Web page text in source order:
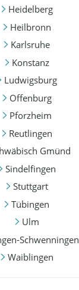
Heidelberg
Heilbronn
Karlsruhe
Konstanz
Ludwigsburg
Offenburg
Pforzheim
Reutlingen
Gmünd
Sindelfingen
Stuttgart
Tübingen
Ulm
Schwenningen
Waiblingen